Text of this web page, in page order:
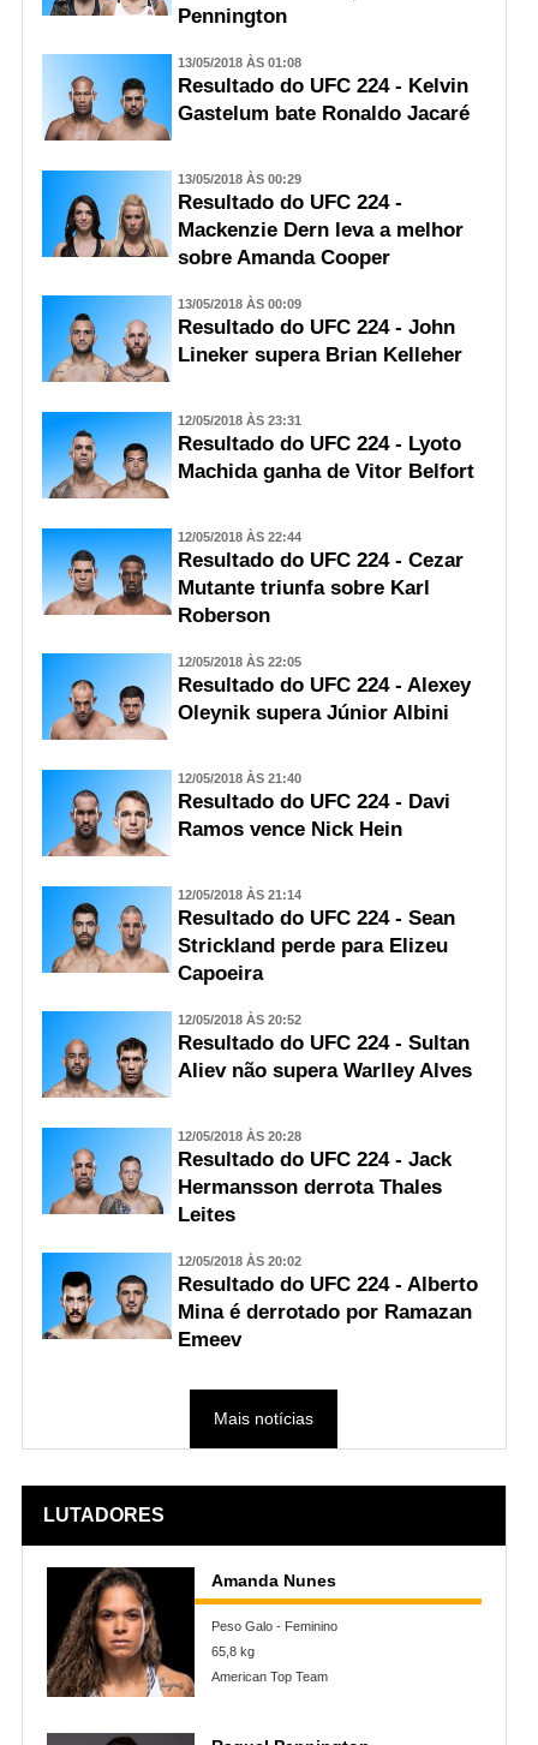
Pennington
13/05/2018 ÀS 01:08
Resultado do UFC 224 - Kelvin
Gastelum bate Ronaldo Jacaré
13/05/2018 ÀS 00:29
Resultado do UFC 224 -
Mackenzie Dern leva a melhor
sobre Amanda Cooper
13/05/2018 ÀS 00:09
Resultado do UFC 224 - John
Lineker supera Brian Kelleher
12/05/2018 ÀS 23:31
Resultado do UFC 224 - Lyoto
Machida ganha de Vitor Belfort
12/05/2018 ÀS 22:44
Resultado do UFC 224 - Cezar
Mutante triunfa sobre Karl
Roberson
12/05/2018 ÀS 22:05
Resultado do UFC 224 - Alexey
Oleynik supera Júnior Albini
12/05/2018 ÀS 21:40
Resultado do UFC 224 - Davi
Ramos vence Nick Hein
12/05/2018 ÀS 21:14
Resultado do UFC 224 - Sean
Strickland perde para Elizeu
Capoeira
12/05/2018 ÀS 20:52
Resultado do UFC 224 - Sultan
Aliev não supera Warlley Alves
12/05/2018 ÀS 20:28
Resultado do UFC 224 - Jack
Hermansson derrota Thales
Leites
12/05/2018 ÀS 20:02
Resultado do UFC 224 - Alberto
Mina é derrotado por Ramazan
Emeev
Mais notícias
LUTADORES
Amanda Nunes
Peso Galo - Feminino
65,8 kg
American Top Team